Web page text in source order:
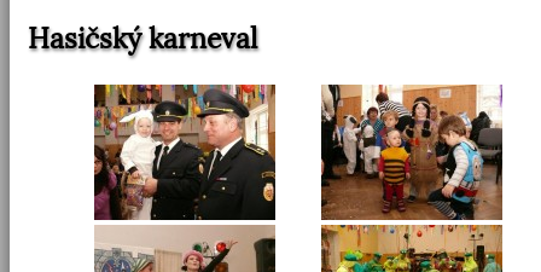
Hasičský karneval